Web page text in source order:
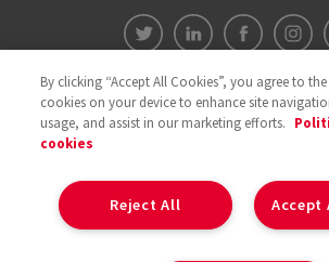
By clicking “Accept All Cookies”, you agree to
cookies on your device to enhance site
usage, and assist in our marketing efforts.
cookies
Accept
Reject All